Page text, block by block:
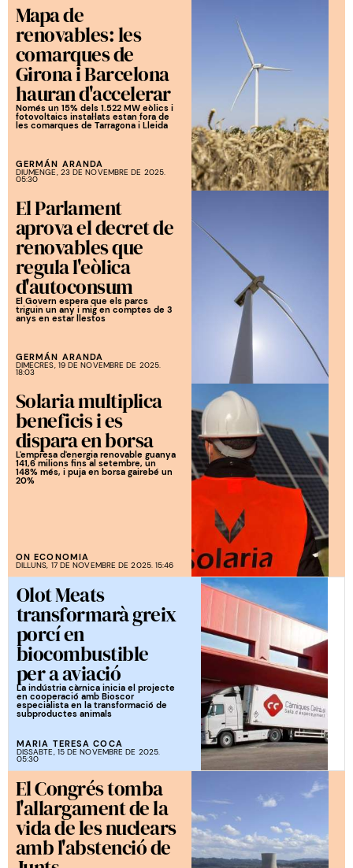
Mapa de
renovables: les
comarques de
Girona i Barcelona
hauran d'accelerar
Només un 15% dels 1.522 MW eòlics i
fotovoltaics instal·lats estan fora de
les comarques de Tarragona i Lleida
GERMÁN ARANDA
DIUMENGE, 23 DE NOVEMBRE DE 2025.
05:30
El Parlament
aprova el decret de
renovables que
regula l'eòlica
d'autoconsum
El Govern espera que els parcs
triguin un any i mig en comptes de 3
anys en estar llestos
GERMÁN ARANDA
DIMECRES, 19 DE NOVEMBRE DE 2025.
18:03
Solaria multiplica
beneficis i es
dispara en borsa
L'empresa d'energia renovable guanya
141,6 milions fins al setembre, un
148% més, i puja en borsa gairebé un
20%
ON ECONOMIA
DILLUNS, 17 DE NOVEMBRE DE 2025. 15:46
Olot Meats
transformarà greix
porcí en
biocombustible
per a aviació
La indústria càrnica inicia el projecte
en cooperació amb Bioscor
especialista en la transformació de
subproductes animals
MARIA TERESA COCA
DISSABTE, 15 DE NOVEMBRE DE 2025.
05:30
El Congrés tomba
l'allargament de la
vida de les nuclears
amb l'abstenció de